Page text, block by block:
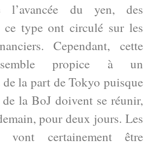
l’avancée du yen, des
ce type ont circulé sur les
Cependant, cette
semble propice à un
la part de Tokyo puisque
la BoJ doivent se réunir,
pour deux jours. Les
vont certainement être